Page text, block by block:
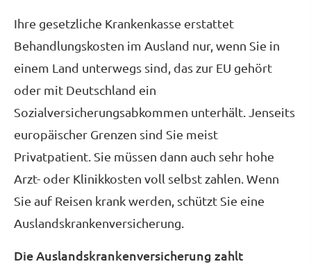
Ihre gesetzliche Krankenkasse erstattet
Behandlungskosten im Ausland nur, wenn Sie in
einem Land unterwegs sind, das zur EU gehört
oder mit Deutschland ein
Sozialversicherungsabkommen unterhält. Jenseits
europäischer Grenzen sind Sie meist
Privatpatient. Sie müssen dann auch sehr hohe
Arzt- oder Klinikkosten voll selbst zahlen. Wenn
Sie auf Reisen krank werden, schützt Sie eine
Auslandskrankenversicherung.
Die Auslandskrankenversicherung zahlt